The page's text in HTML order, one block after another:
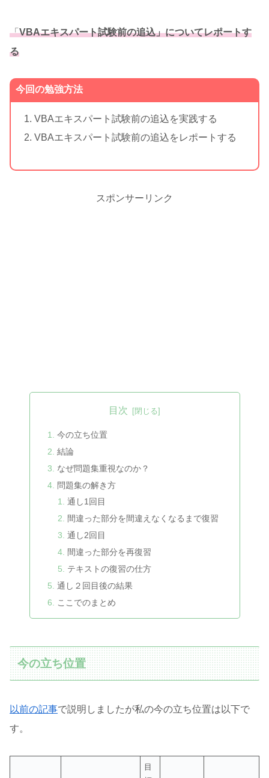
「VBAエキスパート試験前の追込」についてレポートす
る
今回の勉強方法
VBAエキスパート試験前の追込を実践する
VBAエキスパート試験前の追込をレポートする
スポンサーリンク
目次
今の立ち位置
結論
なぜ問題集重視なのか？
問題集の解き方
通し1回目
間違った部分を間違えなくなるまで復習
通し2回目
間違った部分を再復習
テキストの復習の仕方
通し２回目後の結果
ここでのまとめ
今の立ち位置
以前の記事で説明しましたが私の今の立ち位置は以下で
す。
目